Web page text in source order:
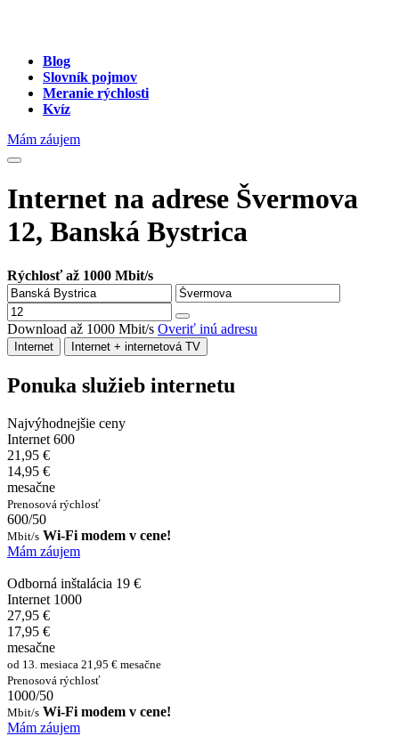
Blog
Slovník pojmov
Meranie rýchlosti
Kvíz
Mám záujem
Internet na adrese Švermova
12, Banská Bystrica
Rýchlosť až 1000 Mbit/s
Download až 1000 Mbit/s Overiť inú adresu
Internet Internet + internetová TV
Ponuka služieb internetu
Najvýhodnejšie ceny
Internet 600
21,95 €
14,95 €
mesačne
Prenosová rýchlosť
600/50
Mbit/s Wi-Fi modem v cene!
Mám záujem
Odborná inštalácia 19 €
Internet 1000
27,95 €
17,95 €
mesačne
od 13. mesiaca 21,95 € mesačne
Prenosová rýchlosť
1000/50
Mbit/s Wi-Fi modem v cene!
Mám záujem